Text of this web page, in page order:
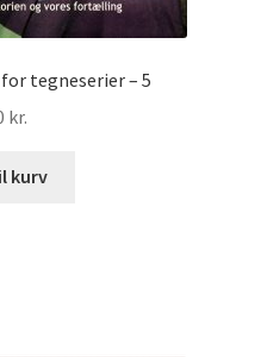
tegneserier – 5
kr.
kurv